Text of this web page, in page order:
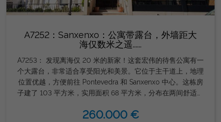
A7252：Sanxenxo：公寓带露台，外墙距大
海仅数米之遥......
A7253： 发现离海仅 20 米的新家！这套宏伟的待售公寓有一
个大露台，非常适合享受阳光和美景。它位于主干道上，地理
位置优越，方便前往 Pontevedra 和 Sanxenxo 中心。这栋房
子建了 103 平方米，实用面积 68 平方米，分布在两间舒适的
260.000 €